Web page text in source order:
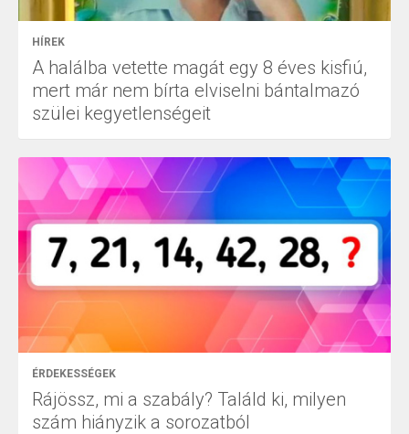
HÍREK
A halálba vetette magát egy 8 éves kisfiú,
mert már nem bírta elviselni bántalmazó
szülei kegyetlenségeit
ÉRDEKESSÉGEK
Rájössz, mi a szabály? Találd ki, milyen
szám hiányzik a sorozatból